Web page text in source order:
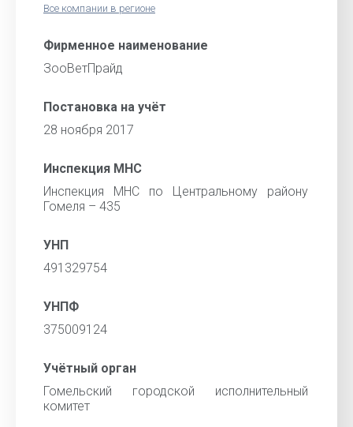
Все компании в регионе
Фирменное наименование
ЗооВетПрайд
Постановка на учёт
28 ноября 2017
Инспекция МНС
Инспекция МНС по Центральному району
Гомеля – 435
УНП
491329754
УНПФ
375009124
Учётный орган
Гомельский городской исполнительный
комитет